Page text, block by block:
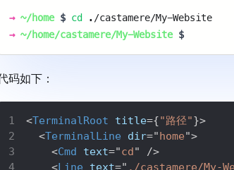
→ ~/home $ cd ./castamere/My-Website
→ ~/home/castamere/My-Website $
码如下：
<TerminalRoot title={"路径"}>
<TerminalLine dir="home">
<Cmd text="cd"
/>
<Line text=" ./castamere/My-